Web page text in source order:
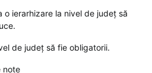
o ierarhizare la nivel de județ să
de județ să fie obligatorii.
note